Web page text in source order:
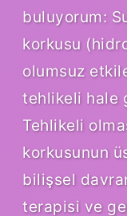
buluyorum:
korkusu
olumsuz
tehlikeli hale
Tehlikeli
korkusunun
bilişsel
terapisi ve